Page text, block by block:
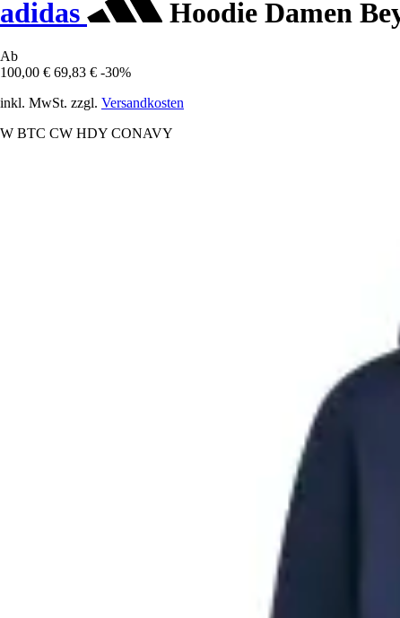
adidas Hoodie Damen
Ab
100,00 € 69,83 € -30%
inkl. MwSt. zzgl. Versandkosten
W BTC CW HDY CONAVY